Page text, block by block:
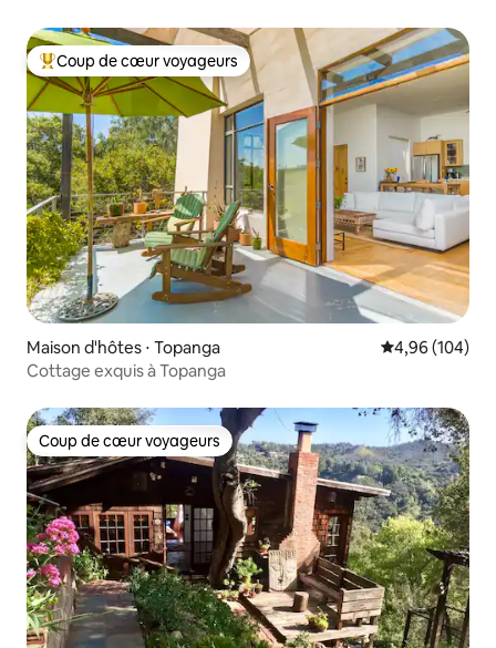
Coups de cœur voyageurs les plus appréciés
Coup de cœur voyageurs
Maison d'hôtes ⋅ Topanga Évaluation
4,96 (104)
Cottage exquis à Topanga
Coup de cœur voyageurs
Coup de cœur voyageurs